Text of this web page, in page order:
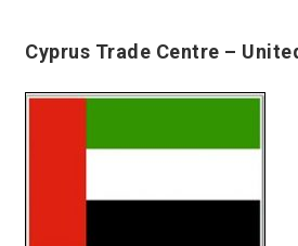
Cyprus Trade Centre –